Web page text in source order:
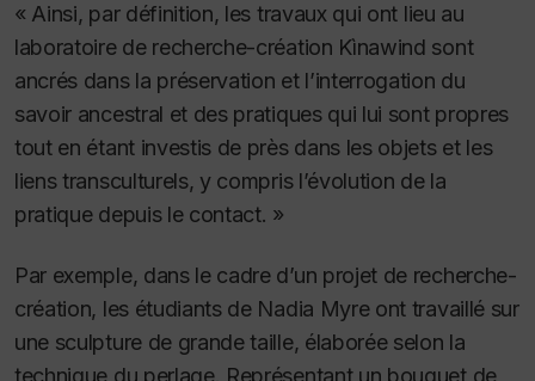
« Ainsi, par définition, les travaux qui ont lieu au
laboratoire de recherche-création Kìnawind sont
ancrés dans la préservation et l’interrogation du
savoir ancestral et des pratiques qui lui sont propres
tout en étant investis de près dans les objets et les
liens transculturels, y compris l’évolution de la
pratique depuis le contact. »
Par exemple, dans le cadre d’un projet de recherche-
création, les étudiants de Nadia Myre ont travaillé sur
une sculpture de grande taille, élaborée selon la
technique du perlage. Représentant un bouquet de